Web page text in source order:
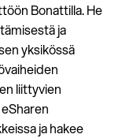
Bonattilla. He
ja
yksikössä
liittyvien
ja hakee